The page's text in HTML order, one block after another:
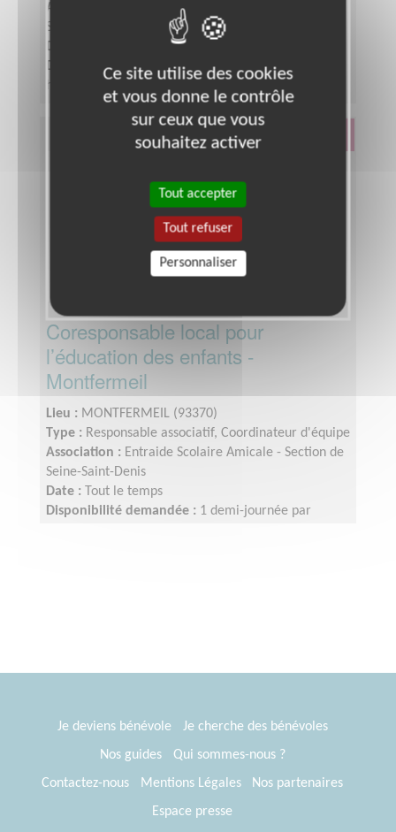
Association :
Entraide Scolaire Amicale - Section de
Seine-Saint-Denis
Date :
Disponibilité demandée :
1 fois par semaine, 1
heure minimum
Coresponsable local pour
l’éducation des enfants -
Montfermeil
Lieu : MONTFERMEIL (93370)
Type : Responsable associatif, Coordinateur d'équipe
Association : Entraide Scolaire Amicale - Section de
Seine-Saint-Denis
Date :
Tout le temps
Disponibilité demandée : 1 demi-journée par
Je deviens bénévole
Je cherche des bénévoles
Nos guides
Qui sommes-nous ?
Contactez-nous
Mentions Légales
Nos partenaires
Espace presse
Ce site utilise des cookies
et vous donne le contrôle
sur ceux que vous
souhaitez activer
Tout accepter
Tout refuser
Personnaliser